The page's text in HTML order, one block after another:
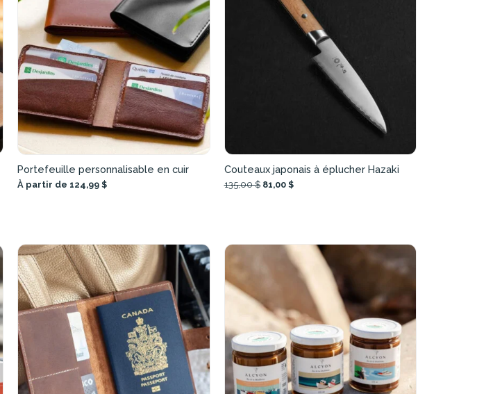
Portefeuille personnalisable en cuir
À partir de 124,99 $
Couteaux japonais à éplucher Hazaki
135,00 $ 81,00 $